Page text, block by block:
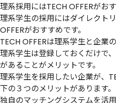
理系採用にはTECH OFFERがお
理系学生の採用にはダイレクト
OFFERがおすすめです。
TECH OFFERは理系学生と企業
理系学生は登録しておくだけで
があることがメリットです。
理系学生を採用したい企業が、
下の３つのメリットがあります。
独自のマッチングシステムを活